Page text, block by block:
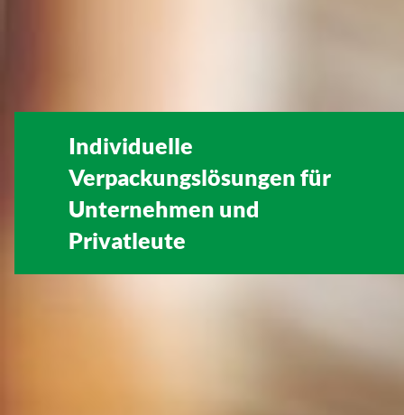
Individuelle
Verpackungslösungen für
Unternehmen und
Privatleute